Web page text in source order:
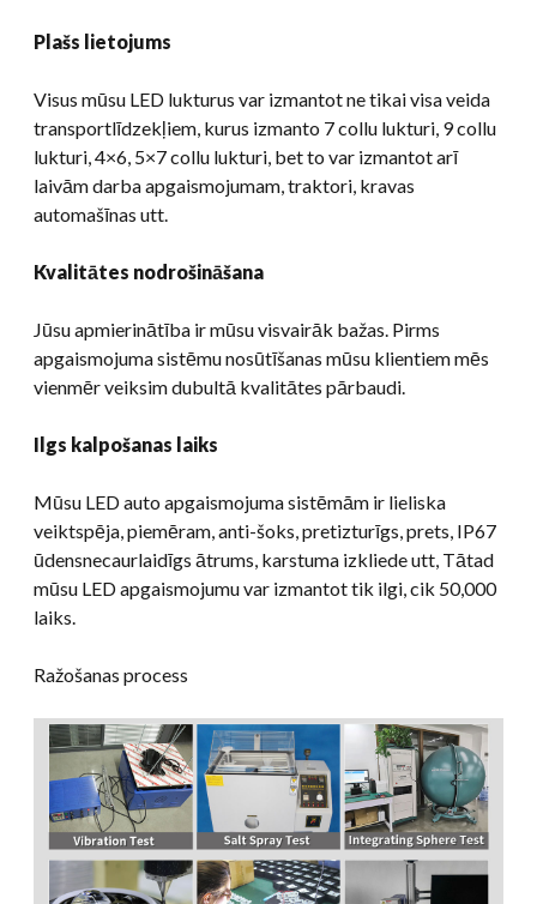
Plašs lietojums
Visus mūsu LED lukturus var izmantot ne tikai visa veida
transportlīdzekļiem, kurus izmanto 7 collu lukturi, 9 collu
lukturi, 4×6, 5×7 collu lukturi, bet to var izmantot arī
laivām darba apgaismojumam, traktori, kravas
automašīnas utt.
Kvalitātes nodrošināšana
Jūsu apmierinātība ir mūsu visvairāk bažas. Pirms
apgaismojuma sistēmu nosūtīšanas mūsu klientiem mēs
vienmēr veiksim dubultā kvalitātes pārbaudi.
Ilgs kalpošanas laiks
Mūsu LED auto apgaismojuma sistēmām ir lieliska
veiktspēja, piemēram, anti-šoks, pretizturīgs, prets, IP67
ūdensnecaurlaidīgs ātrums, karstuma izkliede utt, Tātad
mūsu LED apgaismojumu var izmantot tik ilgi, cik 50,000
laiks.
Ražošanas process